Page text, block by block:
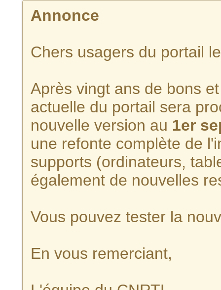
Annonce
Chers usagers du portail
Après vingt ans de bons
actuelle du portail sera
nouvelle version au 1er
une refonte complète de
supports (ordinateurs,
également de nouvelles
Vous pouvez tester la
En vous remerciant,